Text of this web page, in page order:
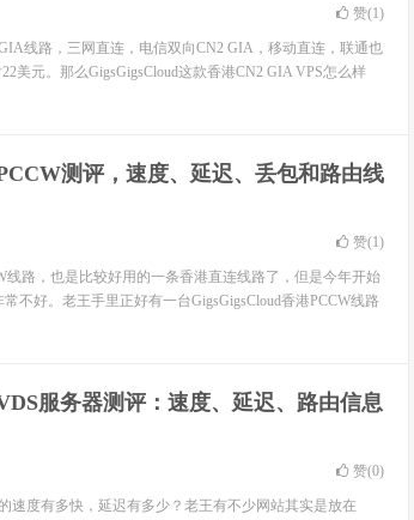
赞(1)
线路，三网直连，电信双向CN2 GIA，移动直连，联通也
美元。那么GigsGigsCloud这款香港CN2 GIA VPS怎么样
测评，速度、延迟、丢包和路由线
赞(1)
线路，也是比较好用的一条香港直连线路了，但是今年开始
不好。老王手里正好有一台GigsGigsCloud香港PCCW线路
服务器测评：速度、延迟、路由信息
赞(0)
速度有多快，延迟有多少？老王有不少网站其实是放在